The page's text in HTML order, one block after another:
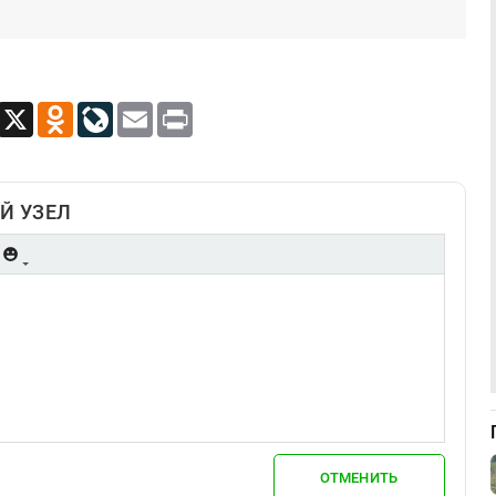
X Odnoklassniki
LiveJournal
Email
УЗЕЛ
ОТМЕНИТЬ